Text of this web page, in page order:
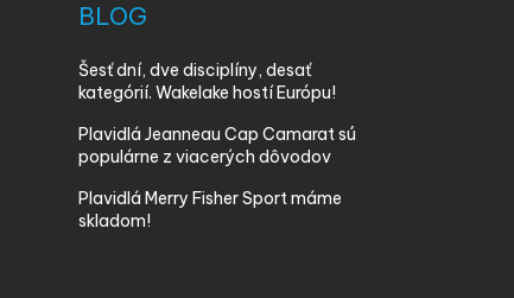
BLOG
Šesť dní, dve disciplíny, desať
kategórií. Wakelake hostí Európu!
Plavidlá Jeanneau Cap Camarat sú
populárne z viacerých dôvodov
Plavidlá Merry Fisher Sport máme
skladom!